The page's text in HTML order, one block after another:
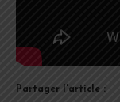
Partager l'article :